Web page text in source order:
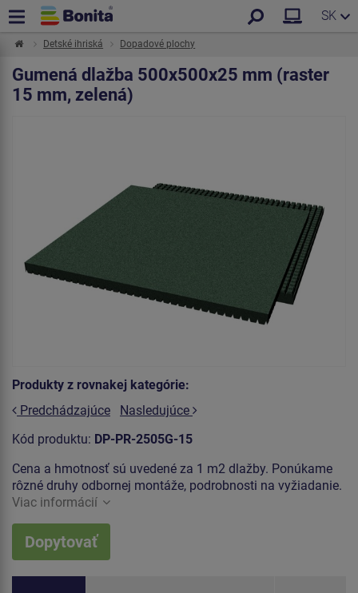
SK
Detské ihriská Dopadové plochy
Gumená dlažba 500x500x25 mm (raster
15 mm, zelená)
Produkty z rovnakej kategórie:
Predchádzajúce
Nasledujúce
Kód produktu: DP-PR-2505G-15
Cena a hmotnosť sú uvedené za 1 m2 dlažby. Ponúkame
rôzné druhy odbornej montáže, podrobnosti na vyžiadanie.
Viac informácií
Dopytovať